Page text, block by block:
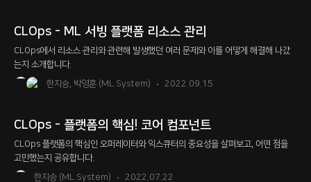
r
i
n
b
l
o
CLOps - ML 서빙 플랫폼 리소스 관리
CLOps에서 리소스 관리와 관련해 발생했던 여러 문제와 이를 어떻게 해결해 나갔
는지 소개합니다.
한지승, 박영훈 (ML System)
2022.09.15
CLOps - 플랫폼의 핵심! 코어 컴포넌트
CLOps 플랫폼의 핵심인 오퍼레이터와 익스큐터의 중요성을 살펴보고, 어떤 점을
고민했는지 공유합니다.
한지승 (ML System)
2022.07.22